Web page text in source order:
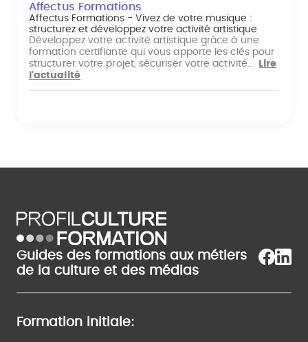
Affectus Formations
Affectus Formations - Vivez de votre musique :
structurez et développez votre activité artistique
Développez votre activité artistique grâce à une
formation certifiante qui vous apporte les clés pour
structurer votre projet, sécuriser votre activité…
Lire
l'actualité
Guides des formations aux métiers
de la culture et des médias
Formation initiale: